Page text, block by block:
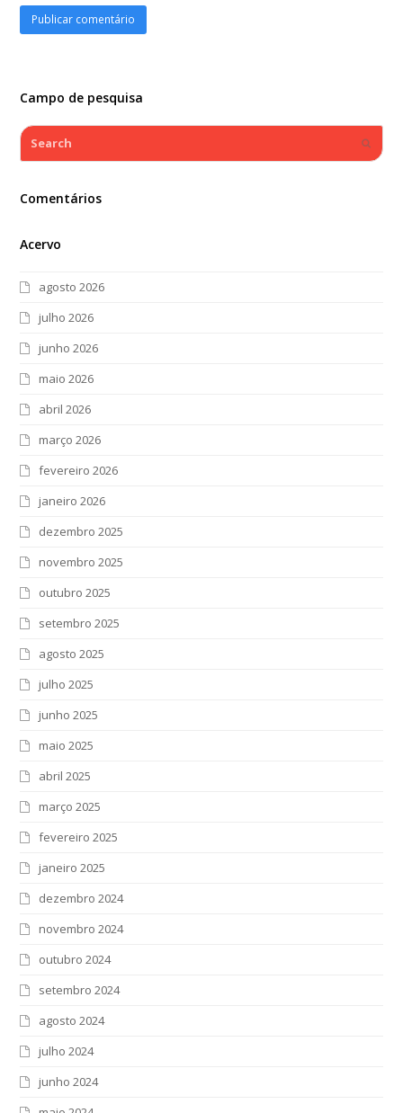
Campo de pesquisa
Search
Comentários
Acervo
agosto 2026
julho 2026
junho 2026
maio 2026
abril 2026
março 2026
fevereiro 2026
janeiro 2026
dezembro 2025
novembro 2025
outubro 2025
setembro 2025
agosto 2025
julho 2025
junho 2025
maio 2025
abril 2025
março 2025
fevereiro 2025
janeiro 2025
dezembro 2024
novembro 2024
outubro 2024
setembro 2024
agosto 2024
julho 2024
junho 2024